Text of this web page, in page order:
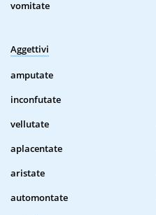
vomitate
Aggettivi
amputate
inconfutate
vellutate
aplacentate
aristate
automontate